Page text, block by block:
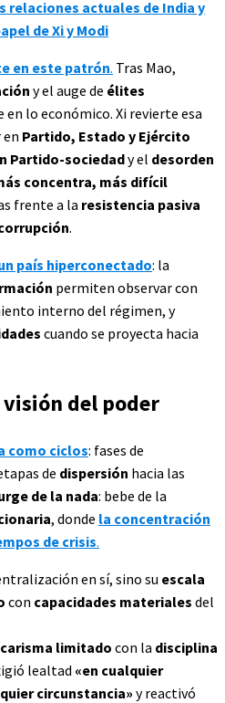
relaciones actuales de India y
de Xi y Modi
en este patrón. Tras Mao,
y el auge de élites
en lo económico. Xi revierte esa
Partido, Estado y Ejército
Partido-sociedady el desorden
concentra, más difícil
frente a la resistencia pasiva
.
país hiperconectado: la
permiten observar con
interno del régimen, y
cuando se proyecta hacia
del poder
como ciclos: fases de
de dispersión hacia las
de la nada: bebe de la
, donde la concentración
de crisis.
en sí, sino su escala
con capacidades materiales del
carisma limitado con la disciplina
lealtad «en cualquier
circunstancia» y reactivó